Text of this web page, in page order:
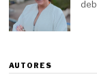
AUTORES